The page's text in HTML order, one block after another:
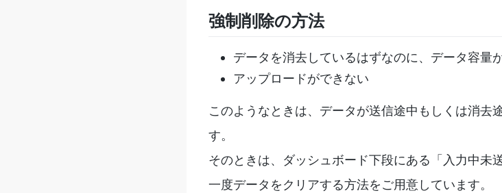
強制削除の方法
データを消去しているはずなのに、データ容量
アップロードができない
このようなときは、データが送信途中もしくは消去
す。
そのときは、ダッシュボード下段にある「入力中未
一度データをクリアする方法をご用意しています。